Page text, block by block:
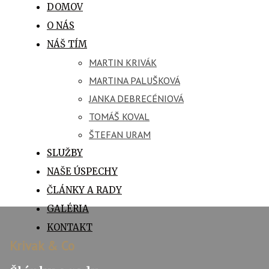
DOMOV
O NÁS
NÁŠ TÍM
MARTIN KRIVÁK
MARTINA PALUŠKOVÁ
JANKA DEBRECÉNIOVÁ
TOMÁŠ KOVAL
ŠTEFAN URAM
SLUŽBY
NAŠE ÚSPECHY
ČLÁNKY A RADY
GALÉRIA
KONTAKT
Krivak & Co